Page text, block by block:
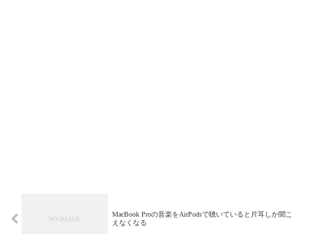
MacBook Proの音楽をAirPodsで聴いていると片耳しか聞こ
えなくなる